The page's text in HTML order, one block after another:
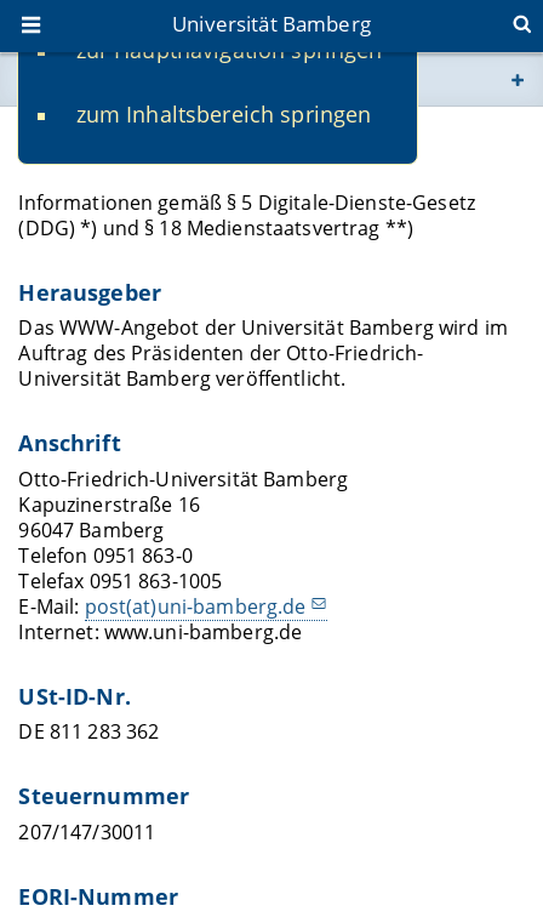
zur Hauptnavigation springen
zum Inhaltsbereich springen
Universität Bamberg
www.uni-bamberg.de
Impressum
Informationen gemäß § 5 Digitale-Dienste-Gesetz
(DDG) *) und § 18 Medienstaatsvertrag **)
Herausgeber
Das WWW-Angebot der Universität Bamberg wird im
Auftrag des Präsidenten der Otto-Friedrich-
Universität Bamberg veröffentlicht.
Anschrift
Otto-Friedrich-Universität Bamberg
Kapuzinerstraße 16
96047 Bamberg
Telefon 0951 863-0
Telefax 0951 863-1005
E-Mail: post(at)uni-bamberg.de
Internet: www.uni-bamberg.de
USt-ID-Nr.
DE 811 283 362
Steuernummer
207/147/30011
EORI-Nummer